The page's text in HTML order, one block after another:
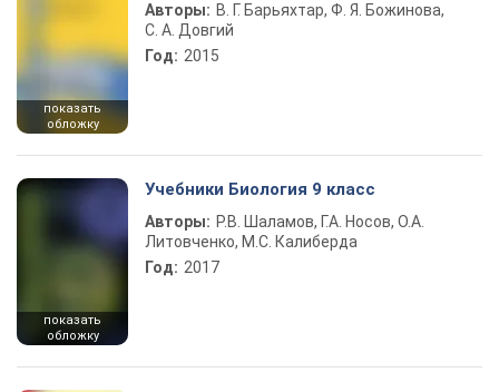
показать
обложку
Авторы: В. Г. Барьяхтар, Ф. Я. Божинова,
С. А. Довгий
Год: 2015
показать
обложку
Учебники Биология 9 класс
Авторы: Р.В. Шаламов, Г.А. Носов, О.А.
Литовченко, М.С. Калиберда
Год: 2017